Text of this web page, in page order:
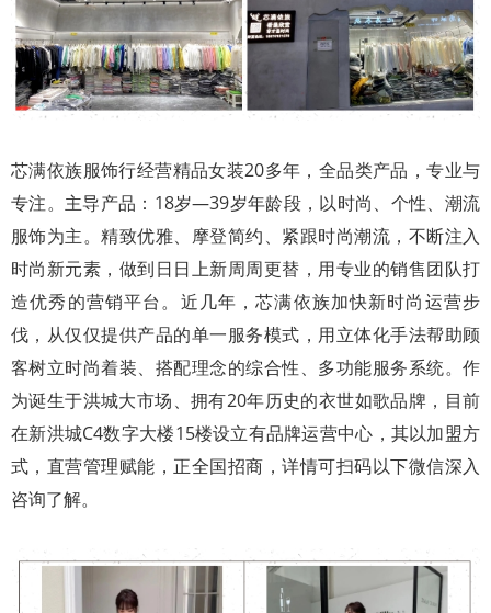
芯满依族服饰行经营精品女装20多年，全品类产品，专业与
专注。主导产品：18岁—39岁年龄段，以时尚、个性、潮流
服饰为主。精致优雅、摩登简约、紧跟时尚潮流，不断注入
时尚新元素，做到日日上新周周更替，用专业的销售团队打
造优秀的营销平台。近几年，芯满依族加快新时尚运营步
伐，从仅仅提供产品的单一服务模式，用立体化手法帮助顾
客树立时尚着装、搭配理念的综合性、多功能服务系统。作
为诞生于洪城大市场、拥有20年历史的衣世如歌品牌，目前
在新洪城C4数字大楼15楼设立有品牌运营中心，其以加盟方
式，直营管理赋能，正全国招商，详情可扫码以下微信深入
咨询了解。